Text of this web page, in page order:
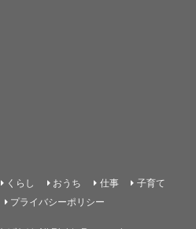
くらし おうち 仕事
子育て
プライバシーポリシー